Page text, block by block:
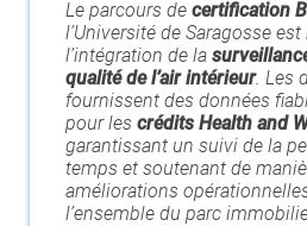
Le parcours de certification
l’Université de Saragosse
l’intégration de la
qualité de l’air intérieur. Les
fournissent des données
pour les crédits Health and
garantissant un suivi de la
temps et soutenant de
améliorations
l’ensemble du parc